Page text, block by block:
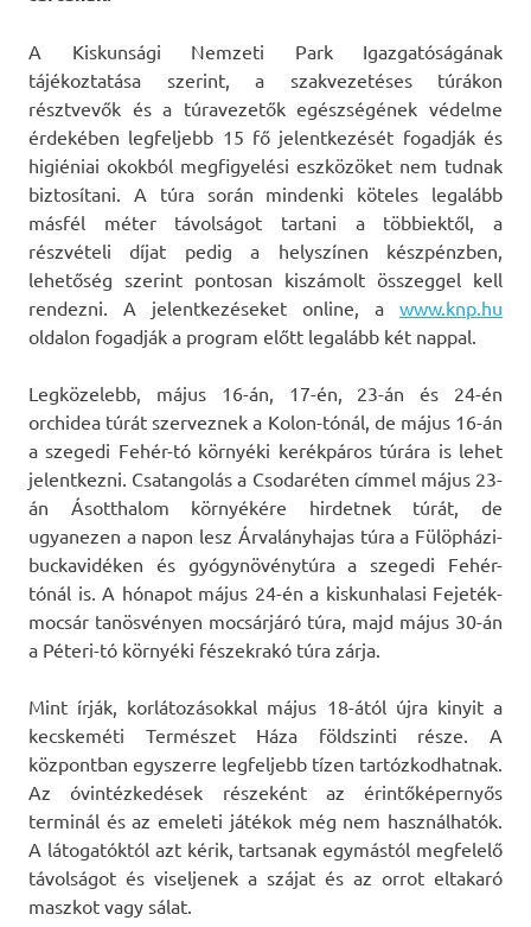
A Kiskunsági Nemzeti Park Igazgatóságának
tájékoztatása szerint, a szakvezetéses túrákon
résztvevők és a túravezetők egészségének védelme
érdekében legfeljebb 15 fő jelentkezését fogadják és
higiéniai okokból megfigyelési eszközöket nem tudnak
biztosítani. A túra során mindenki köteles legalább
másfél méter távolságot tartani a többiektől, a
részvételi díjat pedig a helyszínen készpénzben,
lehetőség szerint pontosan kiszámolt összeggel kell
rendezni. A jelentkezéseket online, a www.knp.hu
oldalon fogadják a program előtt legalább két nappal.
Legközelebb, május 16-án, 17-én, 23-án és 24-én
orchidea túrát szerveznek a Kolon-tónál, de május 16-án
a szegedi Fehér-tó környéki kerékpáros túrára is lehet
jelentkezni. Csatangolás a Csodaréten címmel május 23-
án Ásotthalom környékére hirdetnek túrát, de
ugyanezen a napon lesz Árvalányhajas túra a Fülöpházi-
buckavidéken és gyógynövénytúra a szegedi Fehér-
tónál is. A hónapot május 24-én a kiskunhalasi Fejeték-
mocsár tanösvényen mocsárjáró túra, majd május 30-án
a Péteri-tó környéki fészekrakó túra zárja.
Mint írják, korlátozásokkal május 18-ától újra kinyit a
kecskeméti Természet Háza földszinti része. A
központban egyszerre legfeljebb tízen tartózkodhatnak.
Az óvintézkedések részeként az érintőképernyős
terminál és az emeleti játékok még nem használhatók.
A látogatóktól azt kérik, tartsanak egymástól megfelelő
távolságot és viseljenek a szájat és az orrot eltakaró
maszkot vagy sálat.